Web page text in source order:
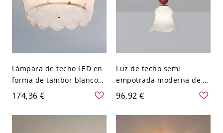
Lámpara de techo LED en
forma de tambor blanco
con pantalla de vidrio
esmerilado - 110 A 120 V
40,64 cm
174,36 €
Luz de techo semi
empotrada moderna de 1
luz con pantalla de vidrio
esmerilado - 110 A 120 V
Flor Borgoña
96,92 €